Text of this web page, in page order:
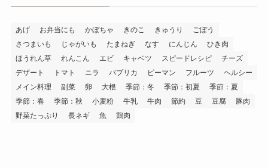
あげ お弁当にも かぼちゃ きのこ きゅうり
ごぼう
さつまいも
じゃがいも たまねぎ なす にんじん
ひき肉
ほうれん草
れんこん エビ キャベツ スピードレシピ
チーズ
デザート
トマト ニラ パプリカ ピーマン フルーツ
ヘルシー
メイン料理
副菜 卵 大根 季節：冬 季節：初夏
季節：夏
季節：春
季節：秋 小麦粉 牛乳 牛肉 節約 豆 豆腐
豚肉
野菜たっぷり
長ネギ 魚 鶏肉